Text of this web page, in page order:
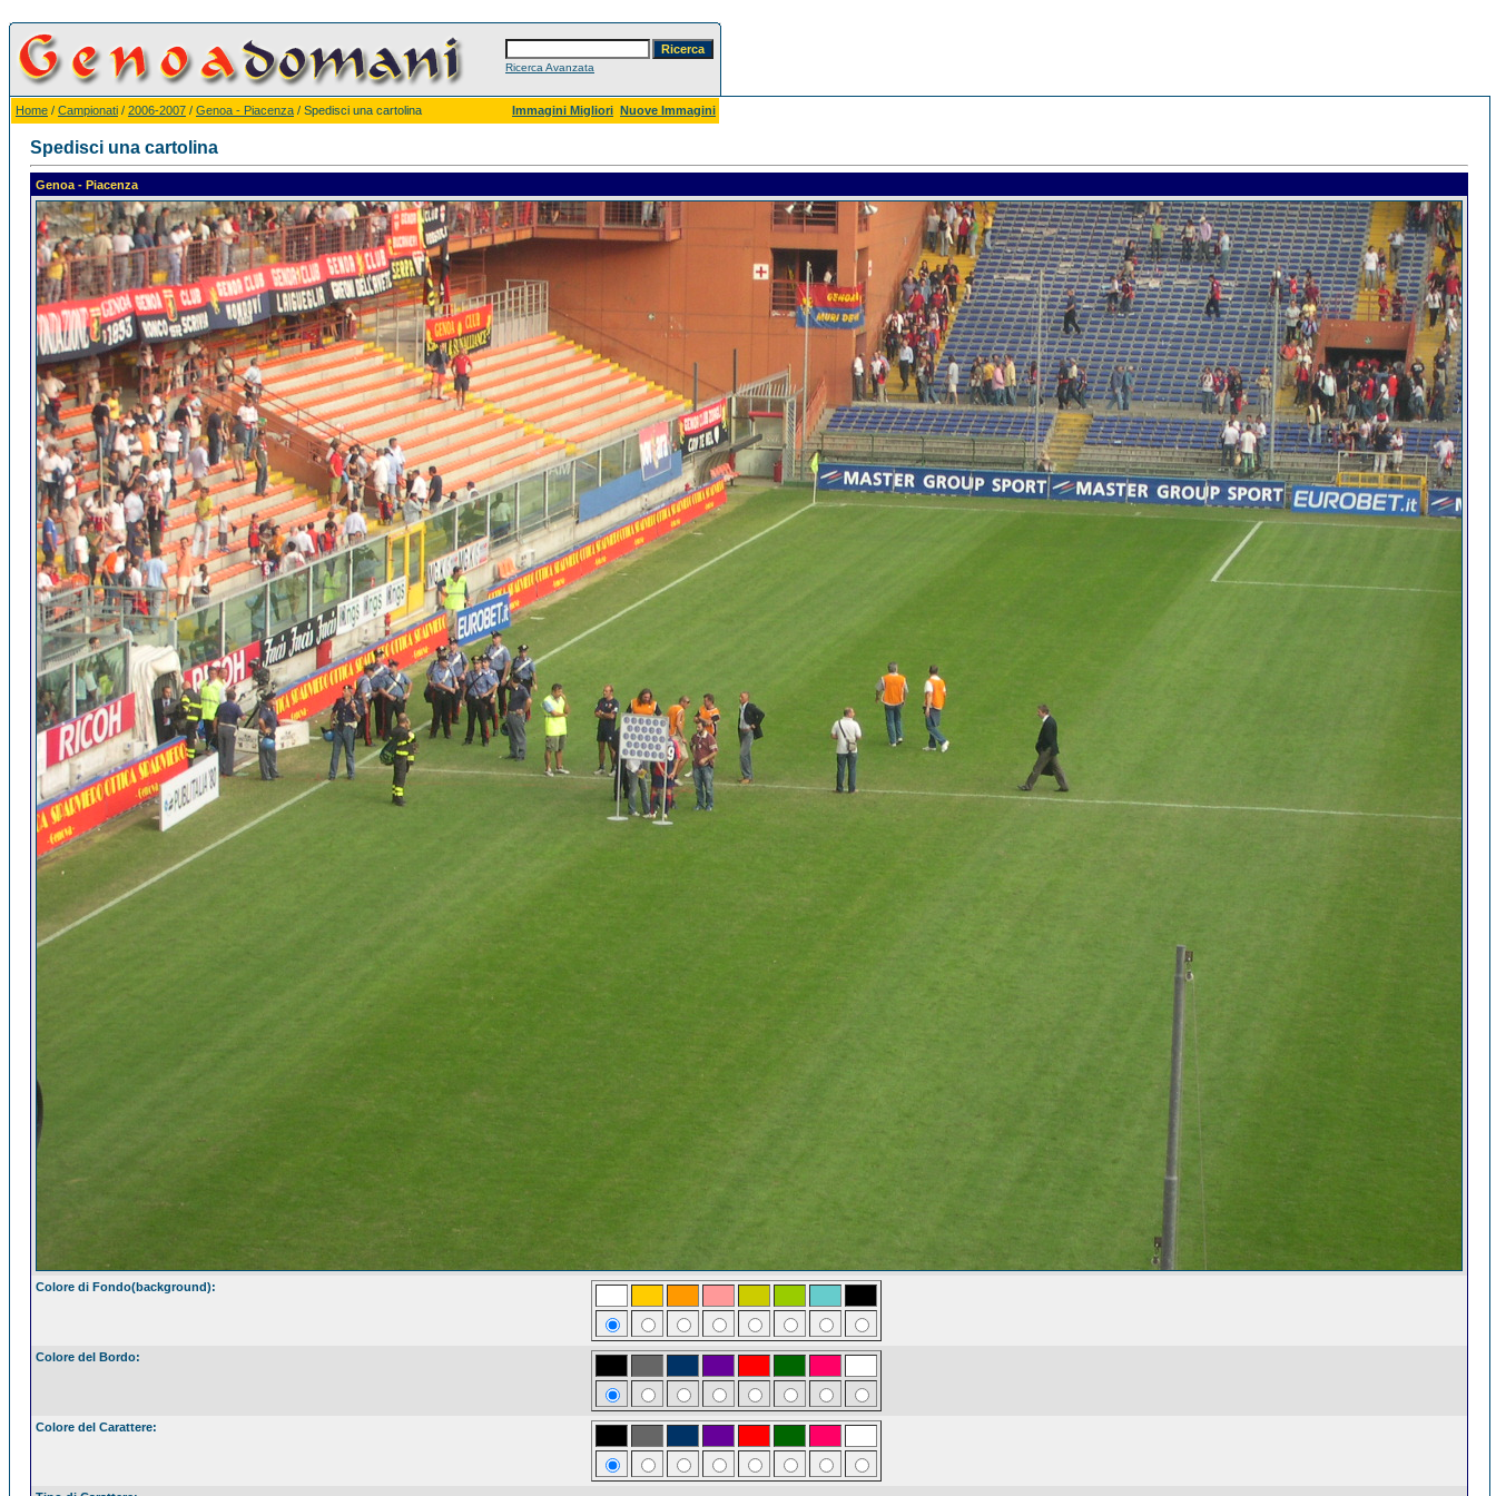
Ricerca Avanzata
Home / Campionati / 2006-2007 / Genoa - Piacenza / Spedisci una cartolina Immagini Migliori Nuove Immagini
Spedisci una cartolina
Genoa - Piacenza
Colore di Fondo(background):
Colore del Bordo:
Colore del Carattere: